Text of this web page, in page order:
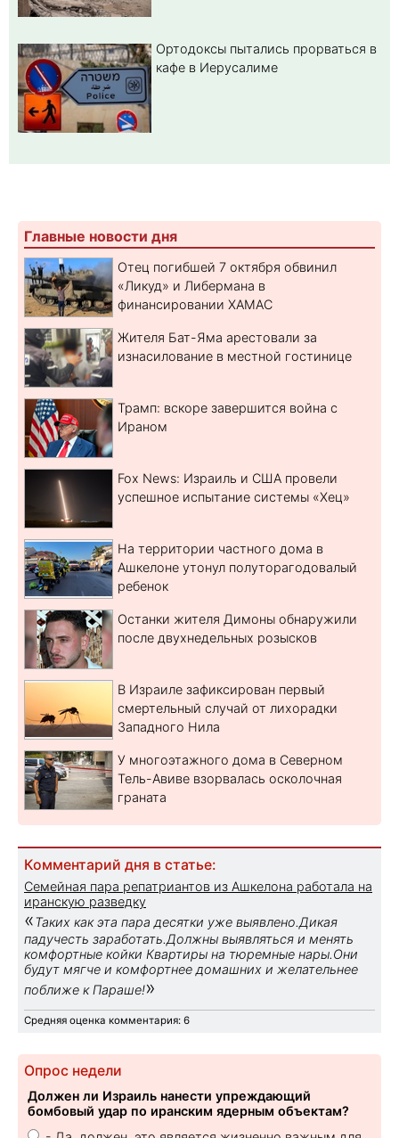
Ортодоксы пытались прорваться в
кафе в Иерусалиме
Главные новости дня
Отец погибшей 7 октября обвинил
«Ликуд» и Либермана в
финансировании ХАМАС
Жителя Бат-Яма арестовали за
изнасилование в местной гостинице
Трамп: вскоре завершится война с
Ираном
Fox News: Израиль и США провели
успешное испытание системы «Хец»
На территории частного дома в
Ашкелоне утонул полуторагодовалый
ребенок
Останки жителя Димоны обнаружили
после двухнедельных розысков
В Израиле зафиксирован первый
смертельный случай от лихорадки
Западного Нила
У многоэтажного дома в Северном
Тель-Авиве взорвалась осколочная
граната
Комментарий дня в статье:
Семейная пара репатриантов из Ашкелона работала на
иранскую разведку
«Таких как эта пара десятки уже выявлено.Дикая
падучесть заработать.Должны выявляться и менять
комфортные койки Квартиры на тюремные нары.Они
будут мягче и комфортнее домашних и желательнее
поближе к Параше!»
Средняя оценка комментария: 6
Опрос недели
Должен ли Израиль нанести упреждающий
бомбовый удар по иранским ядерным объектам?